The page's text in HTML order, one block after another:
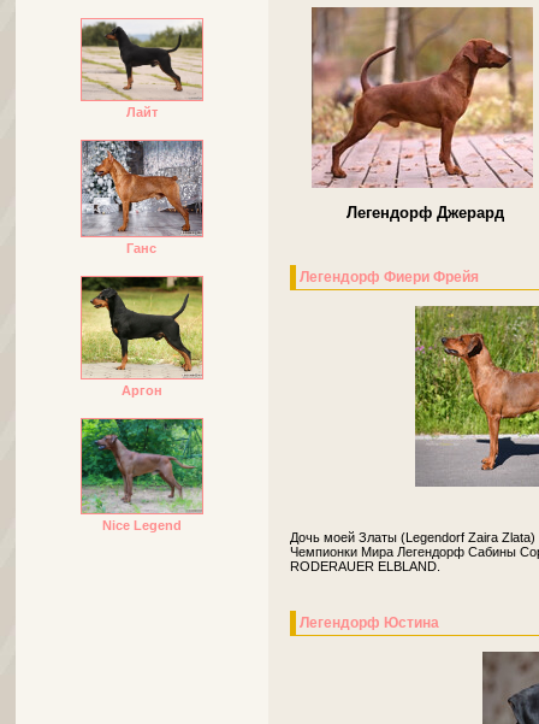
Лайт
Ганс
Аргон
Nice Legend
Легендорф
Легендорф Фиери Фрейя
Дочь моей Златы (Legendorf Zaira
Чемпионки Мира Легендорф Сабины
RODERAUER ELBLAND.
Легендорф Юстина